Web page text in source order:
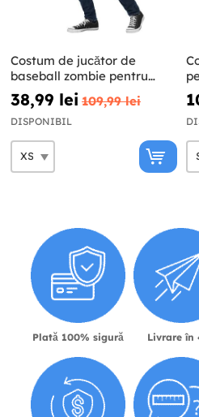
Costum de jucător de
baseball zombie pentru
bărbat
38,99 lei 109,99 lei
DISPONIBIL
Plată 100% sigură Livrare în